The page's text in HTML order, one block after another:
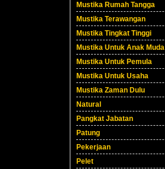
Mustika Rumah Tangga
Mustika Terawangan
Mustika Tingkat Tinggi
Mustika Untuk Anak Muda
Mustika Untuk Pemula
Mustika Untuk Usaha
Mustika Zaman Dulu
Natural
Pangkat Jabatan
Patung
Pekerjaan
Pelet